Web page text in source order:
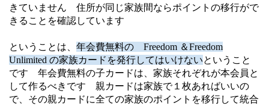
きていません 住所が同じ家族間ならポイントの移行がで
きることを確認しています
ということは、 年会費無料の Freedom ＆Freedom
Unlimited の家族カードを発行してはいけないということ
です 年会費無料の子カードは、家族それぞれが本会員と
して作るべきです 親カードは家族で１枚あればいいの
で、その親カードに全ての家族のポイントを移行して統合